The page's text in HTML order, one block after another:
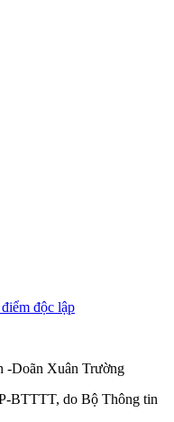
độc lập
-Doãn Xuân Trường
BTTTT, do Bộ Thông tin